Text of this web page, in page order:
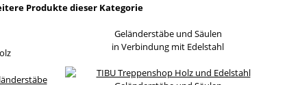
Produkte dieser Kategorie
Geländerstäbe und Säulen
in Verbindung mit Edelstahl